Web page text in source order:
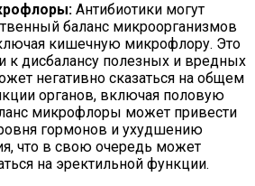
Антибиотики могут
баланс микроорганизмов
кишечную микрофлору. Это
к дисбалансу полезных и вредных
негативно сказаться на общем
органов, включая половую
микрофлоры может привести
гормонов и ухудшению
что в свою очередь может
на эректильной функции.